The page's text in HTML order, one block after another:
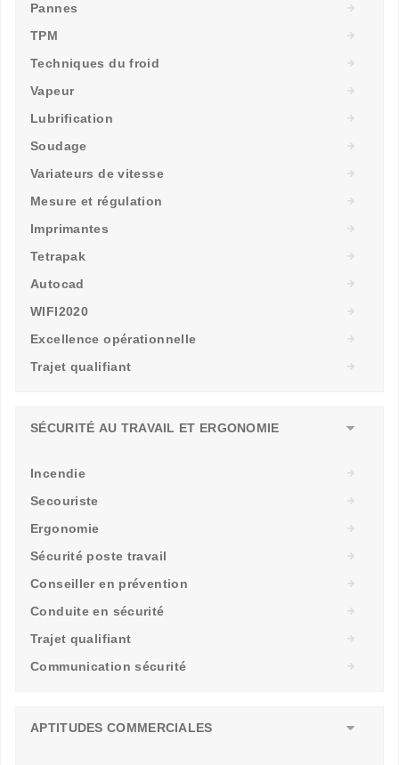
Pannes
TPM
Techniques du froid
Vapeur
Lubrification
Soudage
Variateurs de vitesse
Mesure et régulation
Imprimantes
Tetrapak
Autocad
WIFI2020
Excellence opérationnelle
Trajet qualifiant
SÉCURITÉ AU TRAVAIL ET ERGONOMIE
Incendie
Secouriste
Ergonomie
Sécurité poste travail
Conseiller en prévention
Conduite en sécurité
Trajet qualifiant
Communication sécurité
APTITUDES COMMERCIALES